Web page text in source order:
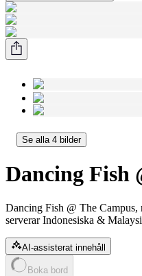
Se alla 4 bilder
Dancing Fish
Dancing Fish @ The Campus,
serverar Indonesiska &
AI-assisterat innehåll
Boka bord